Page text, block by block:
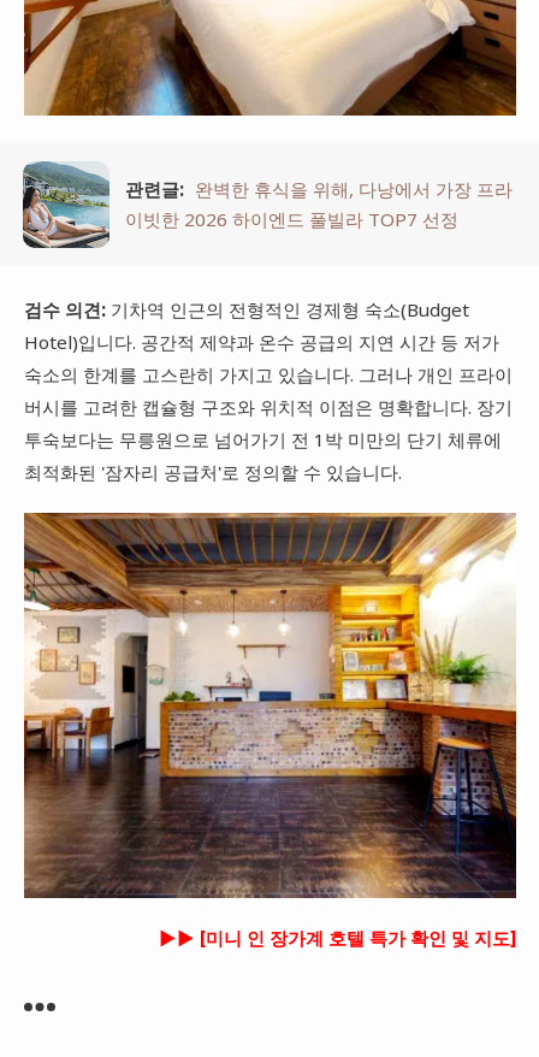
관련글: 완벽한 휴식을 위해, 다낭에서 가장 프라
이빗한 2026 하이엔드 풀빌라 TOP7 선정
검수 의견:기차역 인근의 전형적인 경제형 숙소(Budget
Hotel)입니다. 공간적 제약과 온수 공급의 지연 시간 등 저가
숙소의 한계를 고스란히 가지고 있습니다. 그러나 개인 프라이
버시를 고려한 캡슐형 구조와 위치적 이점은 명확합니다. 장기
투숙보다는 무릉원으로 넘어가기 전 1박 미만의 단기 체류에
최적화된 '잠자리 공급처'로 정의할 수 있습니다.
►► [미니 인 장가계 호텔 특가 확인 및 지도]